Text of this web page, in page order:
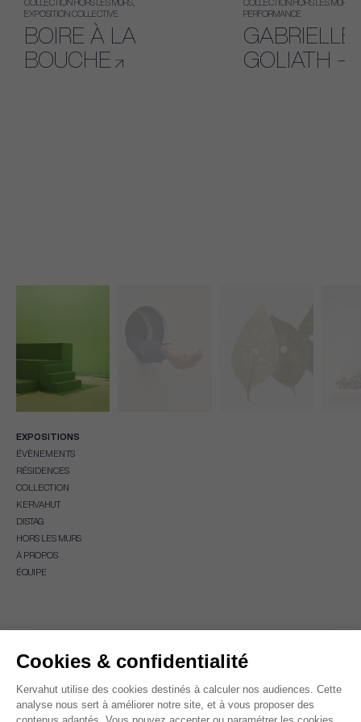
COLLECTION HORS LES MURS
EXPOSITION COLLECTIVE
BOIRE À LA
BOUCHE
COLLECTION HORS LES MURS
PERFORMANCE
GABRIELLE
GOLIATH –
EXPOSITIONS
ÉVÈNEMENTS
RÉSIDENCES
COLLECTION
KERVAHUT
DISTAG
HORS LES MURS
À PROPOS
ÉQUIPE